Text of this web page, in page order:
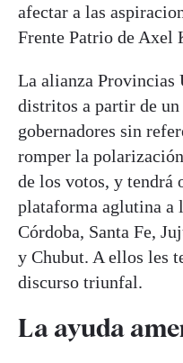
afectar a las
Frente Patrio de
La alianza Provincias
distritos a partir de un
gobernadores sin
romper la
de los votos, y tendrá
plataforma aglutina a
Córdoba, Santa Fe,
y Chubut. A ellos les
discurso triunfal.
La ayuda